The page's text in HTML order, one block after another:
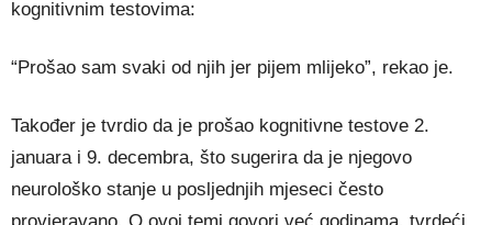
kognitivnim testovima:
“Prošao sam svaki od njih jer pijem mlijeko”, rekao je.
Također je tvrdio da je prošao kognitivne testove 2.
januara i 9. decembra, što sugerira da je njegovo
neurološko stanje u posljednjih mjeseci često